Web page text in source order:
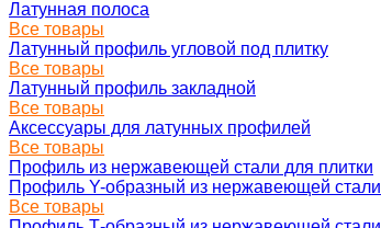
Латунная полоса
Все товары
Латунный профиль угловой под плитку
Все товары
Латунный профиль закладной
Все товары
Аксессуары для латунных профилей
Все товары
Профиль из нержавеющей стали для плитки
Профиль Y-образный из нержавеющей стали
Все товары